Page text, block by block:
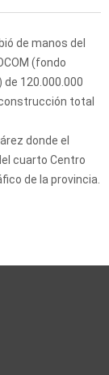
de manos del
(fondo
120.000.000
total
donde el
cuarto Centro
de la provincia.